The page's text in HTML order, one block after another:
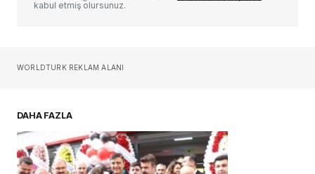
Sizin adınız*
Daha sonraki yorumlarımda kullanılması için
adım, e-posta adresim ve site adresim bu
tarayıcıya kaydedilsin.
kabul etmiş olursunuz.
WORLDTURK REKLAM ALANI
DAHA FAZLA